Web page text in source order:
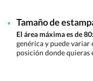
Tamaño de
El área máxima es de
genérica y puede variar
posición donde quieras